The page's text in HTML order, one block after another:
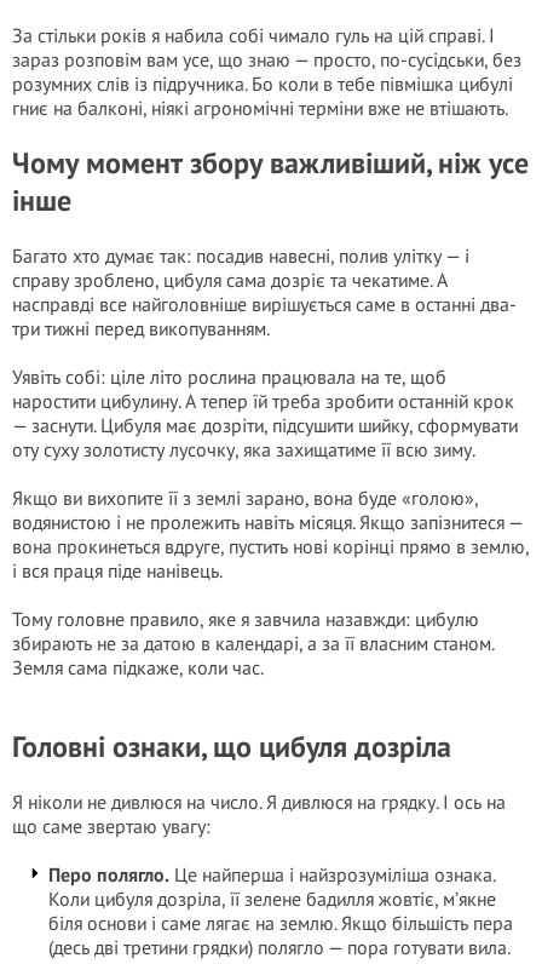
За стільки років я набила собі чимало гуль на цій справі. І
зараз розповім вам усе, що знаю — просто, по-сусідськи, без
розумних слів із підручника. Бо коли в тебе півмішка цибулі
гниє на балконі, ніякі агрономічні терміни вже не втішають.
Чому момент збору важливіший, ніж усе
інше
Багато хто думає так: посадив навесні, полив улітку — і
справу зроблено, цибуля сама дозріє та чекатиме. А
насправді все найголовніше вирішується саме в останні два-
три тижні перед викопуванням.
Уявіть собі: ціле літо рослина працювала на те, щоб
наростити цибулину. А тепер їй треба зробити останній крок
— заснути. Цибуля має дозріти, підсушити шийку, сформувати
оту суху золотисту лусочку, яка захищатиме її всю зиму.
Якщо ви вихопите її з землі зарано, вона буде «голою»,
водянистою і не пролежить навіть місяця. Якщо запізнитеся —
вона прокинеться вдруге, пустить нові корінці прямо в землю,
і вся праця піде нанівець.
Тому головне правило, яке я завчила назавжди: цибулю
збирають не за датою в календарі, а за її власним станом.
Земля сама підкаже, коли час.
Головні ознаки, що цибуля дозріла
Я ніколи не дивлюся на число. Я дивлюся на грядку. І ось на
що саме звертаю увагу:
Перо полягло. Це найперша і найзрозуміліша ознака.
Коли цибуля дозріла, її зелене бадилля жовтіє, м’якне
біля основи і саме лягає на землю. Якщо більшість пера
(десь дві третини грядки) полягло — пора готувати вила.